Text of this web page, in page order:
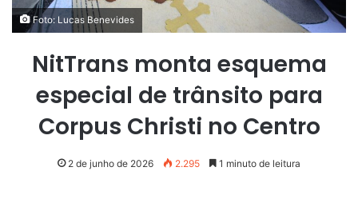
Foto: Lucas Benevides
NitTrans monta esquema
especial de trânsito para
Corpus Christi no Centro
2 de junho de 2026 2.295 1 minuto de leitura